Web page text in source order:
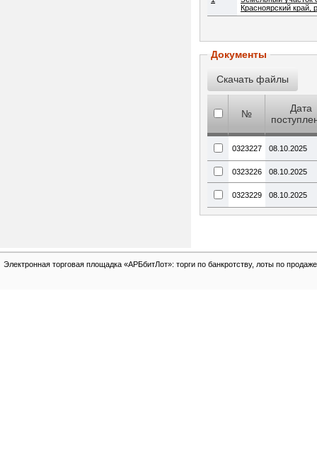
Красноярский край,
Документы
№
Дата
0323227 08.10.2025
0323226 08.10.2025
0323229 08.10.2025
Электронная торговая площадка «АРБбитЛот»: торги по банкротству, лоты по